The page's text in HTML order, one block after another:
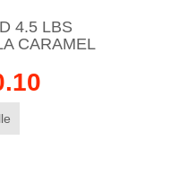
4.5 LBS
CARAMEL